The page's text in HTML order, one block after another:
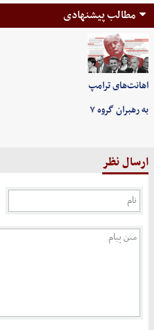
مطالب پیشنهادی
اهانت‌های ترامپ
به رهبران گروه ۷
ارسال نظر